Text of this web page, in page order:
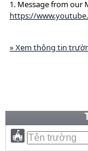
1. Message from our
https://
» Xem thông tin